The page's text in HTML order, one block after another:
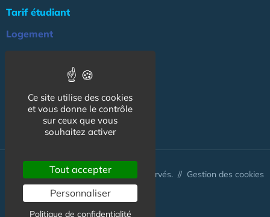
Tarif étudiant
Logement
Association
NOS AUTRES SITES :
© CapCampus 2026 - Tous droits réservés. // Gestion des cookies
Ce site utilise des cookies
et vous donne le contrôle
sur ceux que vous
souhaitez activer
Tout accepter
Personnaliser
Politique de confidentialité